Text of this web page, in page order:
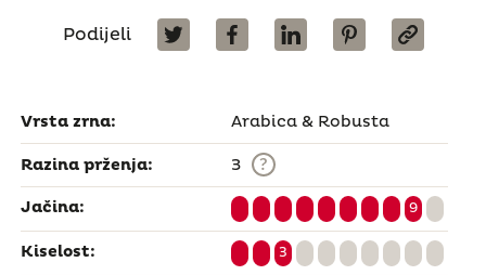
Podijeli
Vrsta zrna: Arabica & Robusta
Razina prženja: 3 ?
Jačina: 9
Kiselost: 3